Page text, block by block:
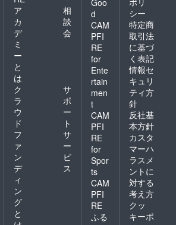
ア
カ
デ
ミ
ー
と
は
相
談
会
ク
ラ
ウ
ド
フ
ァ
ン
デ
ィ
ン
グ
と
サ
ポ
ー
ト
サ
ー
ビ
ス
d
CAM
PFI
RE
for
Ente
rtain
men
t
CAM
PFI
RE
for
Spor
ts
CAM
PFI
RE
ふる
シー
特定商
取引法
に基づ
く表記
情報セ
キュリ
ティ方
針
反社基
本方針
カスタ
マーハ
ラスメ
ントに
対する
考え方
クッ
キーポ